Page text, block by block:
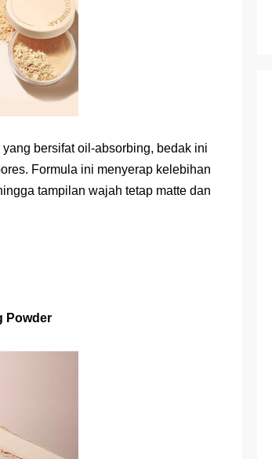
bersifat oil-absorbing, bedak ini
Formula ini menyerap kelebihan
tampilan wajah tetap matte dan
Powder